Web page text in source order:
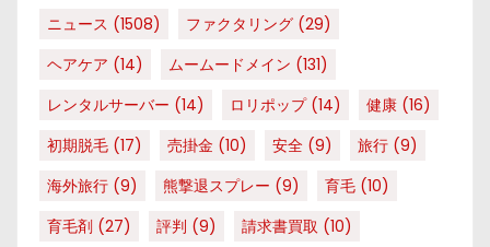
ニュース (1508) ファクタリング (29)
ヘアケア (14) ムームードメイン (131)
レンタルサーバー (14) ロリポップ(14) 健康 (16)
初期脱毛 (17) 売掛金 (10) 安全 (9) 旅行 (9)
海外旅行 (9) 熊撃退スプレー (9) 育毛 (10)
育毛剤 (27) 評判 (9) 請求書買取 (10)